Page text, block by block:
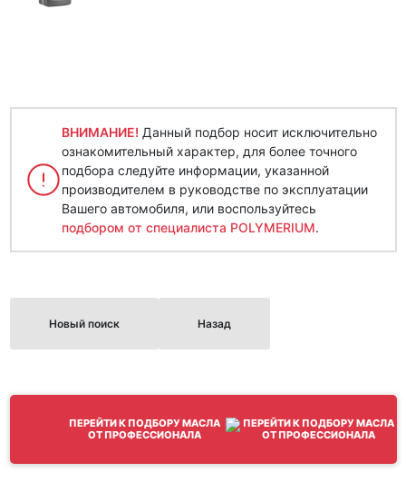
ВНИМАНИЕ! Данный подбор носит исключительно
ознакомительный характер, для более точного
подбора следуйте информации, указанной
производителем в руководстве по эксплуатации
Вашего автомобиля, или воспользуйтесь
подбором от специалиста POLYMERIUM.
Новый поиск Назад
ПЕРЕЙТИ К ПОДБОРУ МАСЛА
ОТ ПРОФЕССИОНАЛА